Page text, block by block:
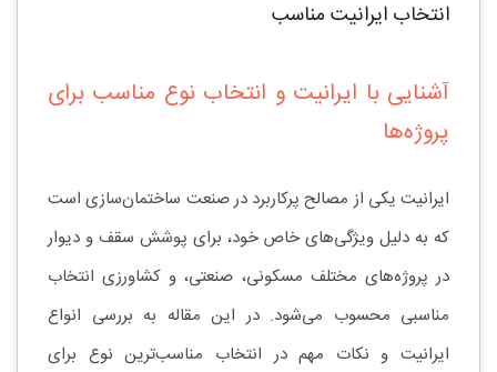
انتخاب ایرانیت مناسب
آشنایی با ایرانیت و انتخاب نوع مناسب برای
پروژه‌ها
ایرانیت یکی از مصالح پرکاربرد در صنعت ساختمان‌سازی است
که به دلیل ویژگی‌های خاص خود، برای پوشش سقف و دیوار
در پروژه‌های مختلف مسکونی، صنعتی، و کشاورزی انتخاب
مناسبی محسوب می‌شود. در این مقاله به بررسی انواع
ایرانیت و نکات مهم در انتخاب مناسب‌ترین نوع برای